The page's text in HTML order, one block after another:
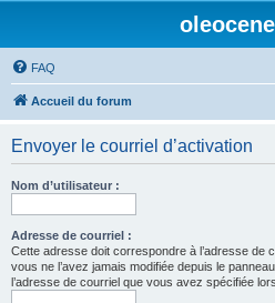
FAQ
Accueil du forum
Envoyer le courriel d’activation
Nom d’utilisateur :
Adresse de courriel :
Cette adresse doit correspondre à l’adresse de
vous ne l’avez jamais modifiée depuis le
l’adresse de courriel que vous avez spécifiée